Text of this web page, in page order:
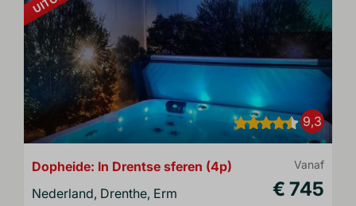
9,3
Vanaf
€ 745
Dopheide: In Drentse sferen (4p)
Nederland, Drenthe, Erm